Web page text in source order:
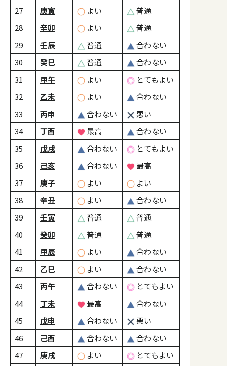
27 庚寅 よい
普通
28
辛卯 よい
普通
29
壬辰 普通
合わない
30
癸巳 普通
合わない
31
甲午 よい
とてもよい
32
乙未 よい
合わない
33
丙申 合わない
悪い
34
丁酉 最高
合わない
35
戊戌 合わない
とてもよい
36
己亥 合わない
最高
37
庚子 よい
よい
38
辛丑 よい
合わない
39
壬寅 普通
普通
40
癸卯 普通
普通
41
甲辰 よい
合わない
42
乙巳 よい
合わない
43
丙午 合わない
とてもよい
44
丁未 最高
合わない
45
戊申 合わない
悪い
46
己酉 合わない
合わない
47
庚戌 よい
とてもよい